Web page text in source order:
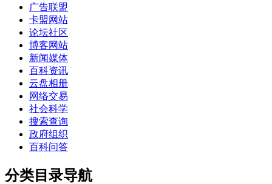
广告联盟
卡盟网站
论坛社区
博客网站
新闻媒体
百科资讯
云盘相册
网络交易
社会科学
搜索查询
政府组织
百科问答
分类目录导航